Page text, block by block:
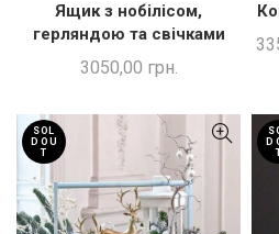
ЧИТАТИ ДАЛІ
Ящик з нобілісом,
герляндою та свічками
3050,00 грн.
SOL
D OU
T
D